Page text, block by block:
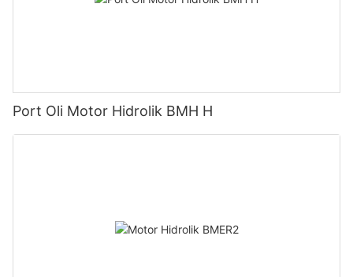
Port Oli Motor Hidrolik BMH H